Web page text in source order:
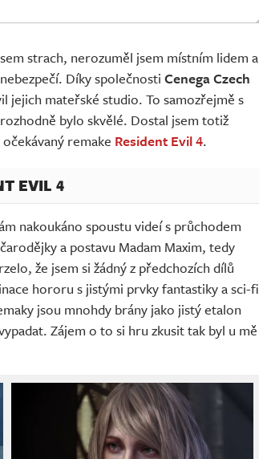
strach, nerozuměl jsem místním lidem a
Díky společnostiCenega Czech
jejich mateřské studio. To samozřejmě s
bylo skvělé. Dostal jsem totiž
remake Resident Evil 4.
EVIL 4
nakoukáno spoustu videí s průchodem
a postavu Madam Maxim, tedy
že jsem si žádný z předchozích dílů
hororu s jistými prvky fantastiky a sci-fi
jsou mnohdy brány jako jistý etalon
Zájem o to si hru zkusit tak byl u mě